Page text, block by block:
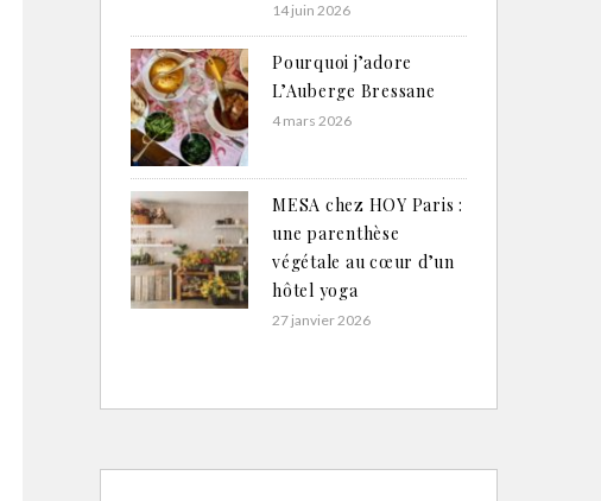
14 juin 2026
Pourquoi j’adore
L’Auberge Bressane
4 mars 2026
MESA chez HOY Paris :
une parenthèse
végétale au cœur d’un
hôtel yoga
27 janvier 2026